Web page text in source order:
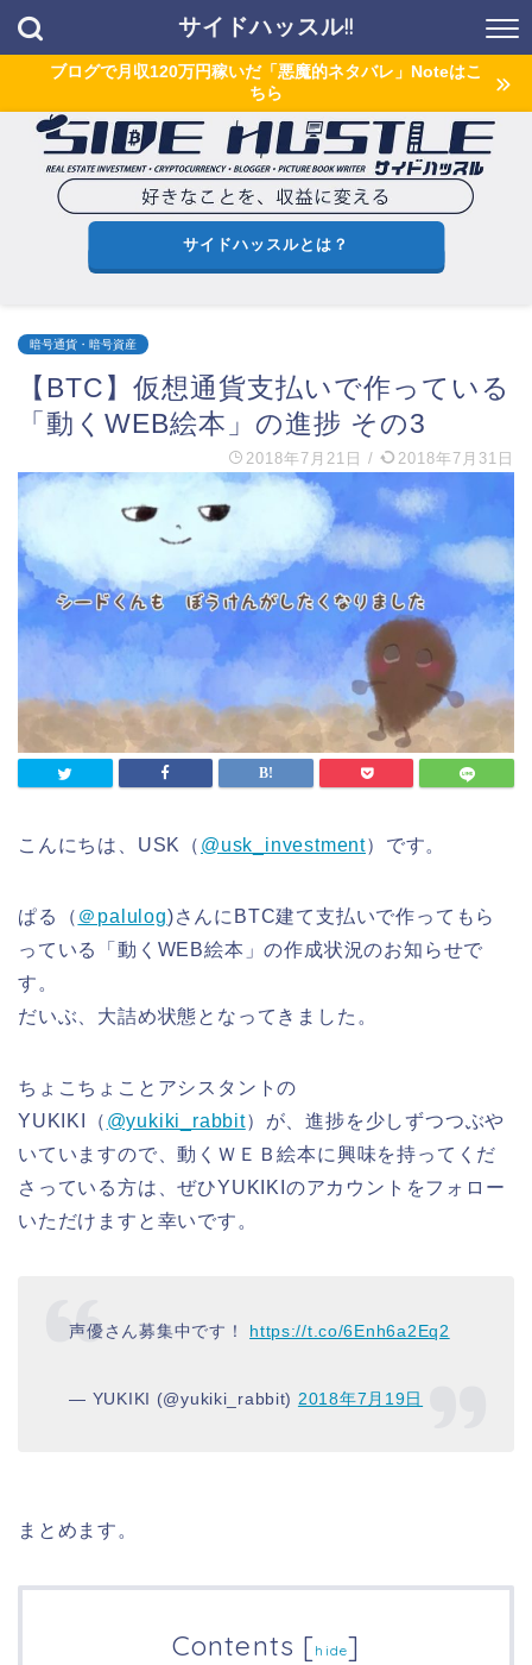
サイドハッスル!!
ブログで月収120万円稼いだ「悪魔的ネタバレ」Noteはこ
ちら
サイドハッスルとは？
暗号通貨・暗号資産
【BTC】仮想通貨支払いで作っている
「動くWEB絵本」の進捗 その3
2018年7月21日 / 2018年7月31日
こんにちは、USK（ @usk_investment）です。
ぱる（ ＠palulog)さんにBTC建て支払いで作ってもら
っている「動くWEB絵本」の作成状況のお知らせで
す。
だいぶ、大詰め状態となってきました。
ちょこちょことアシスタントの
YUKIKI（ @yukiki_rabbit）が、進捗を少しずつつぶや
いていますので、動くＷＥＢ絵本に興味を持ってくだ
さっている方は、ぜひYUKIKIのアカウントをフォロー
いただけますと幸いです。
声優さん募集中です！ https://t.co/6Enh6a2Eq2
— YUKIKI (@yukiki_rabbit) 2018年7月19日
まとめます。
Contents [hide]